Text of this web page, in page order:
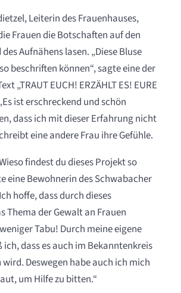
Leiterin des Frauenhauses,
Frauen die Botschaften auf den
Aufnähens lasen. „Diese Bluse
beschriften können“, sagte eine der
„TRAUT EUCH! ERZÄHLT ES! EURE
ist erschreckend und schön
dass ich mit dieser Erfahrung nicht
eine andere Frau ihre Gefühle.
findest du dieses Projekt so
eine Bewohnerin des Schwabacher
hoffe, dass durch dieses
Thema der Gewalt an Frauen
Tabu! Durch meine eigene
ich, dass es auch im Bekanntenkreis
Deswegen habe auch ich mich
um Hilfe zu bitten.“